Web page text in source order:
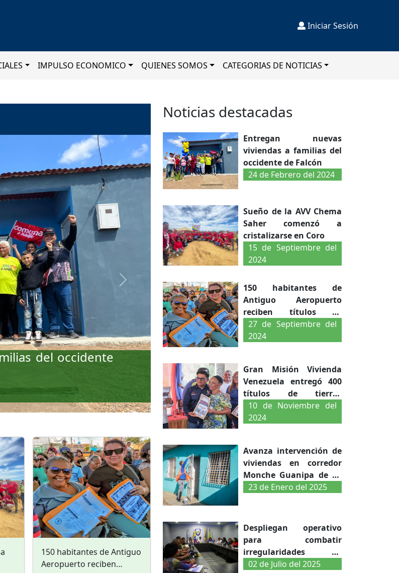
Iniciar Sesión
IMPULSO ECONOMICO QUIENES SOMOS CATEGORIAS DE NOTICIAS
del occidente
Next
150 habitantes de Antiguo
Aeropuerto reciben
Noticias destacadas
Entregan nuevas
viviendas a familias del
occidente de Falcón
24 de Febrero del 2024
Sueño de la AVV Chema
Saher comenzó a
cristalizarse en Coro
15 de Septiembre del
2024
150 habitantes de
Antiguo Aeropuerto
reciben títulos de
propiedad de tierras
27 de Septiembre del
2024
Gran Misión Vivienda
Venezuela entregó 400
títulos de tierras
urbanas en Coro
10 de Noviembre del
2024
Avanza intervención de
viviendas en corredor
Monche Guanipa de La
Vela
23 de Enero del 2025
Despliegan operativo
para combatir
irregularidades en
urbanismos de la GMVV
02 de Julio del 2025